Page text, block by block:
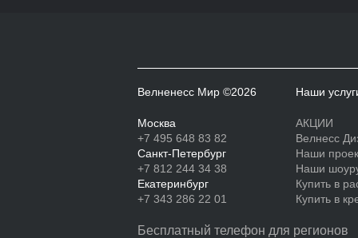
Наши
АКЦИИ
Велнесс
Наши
Наши
Купить в
Купить в
Велненесс Мир ©2026
Москва
+7 495 648 83 82
Санкт-Петербург
+7 812 244 34 38
Екатеринбург
+7 343 286 22 01
Бесплатный телефон для регионов